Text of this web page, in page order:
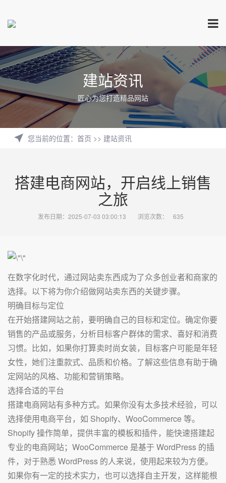
建站资讯
匠心为您打造精品网站
您当前的位置： 首页 >> 建站资讯
搭建电商网站，开启线上销售
之旅
发布日期：2025-07-03 03:00:13 浏览次数： 635
在数字化时代，通过网站卖东西成为了众多创业者和商家的
选择。以下将为你介绍做网站卖东西的关键步骤。
明确目标与定位
在开始搭建网站之前，要明确自己的目标和定位。确定你要
销售的产品或服务，分析目标客户群体的需求、喜好和消费
习惯。比如，如果你打算卖时尚女装，目标客户可能是年轻
女性，她们注重款式、品质和价格。了解这些信息有助于确
定网站的风格、功能和营销策略。
选择合适的平台
搭建电商网站有多种方式。如果你没有太多技术经验，可以
选择使用电商平台，如 Shopify、WooCommerce 等。
Shopify 操作简单，提供丰富的模板和插件，能快速搭建起
专业的电商网站；WooCommerce 是基于 WordPress 的插
件，对于熟悉 WordPress 的人来说，使用起来较为方便。
如果你有一定的技术实力，也可以选择自主开发，这样能根